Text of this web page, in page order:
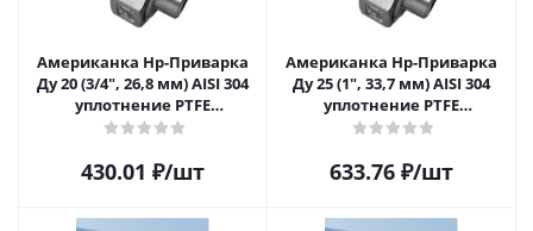
Американка Нр-Приварка
Ду 20 (3/4", 26,8 мм) AISI 304
уплотнение PTFE
(прокладка
430.01 ₽/шт
Американка Нр-Приварка
Ду 25 (1", 33,7 мм) AISI 304
уплотнение PTFE
(прокладка
633.76 ₽/шт